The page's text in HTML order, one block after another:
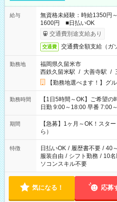
給与
無資格未経験：時給1350円
1600円 ■日払いOK
交通費別途支給あり
交通費 交通費全額支給（ガ
勤務地
福岡県久留米市
西鉄久留米駅 / 大善寺駅 /
【勤務地選べます！】グ
勤務時間
【1日5時間～OK】ご希望の時間
日勤 9:00～18:00 早番 7:00
短 10:00～15:00 上記はあくまで一例です。 「夕方までには帰
宅しておきたい」 「朝はゆ
時間を有効に使いたい」 な
ね。
期間
【急募】1ヶ月～OK！スタ
ら）
特徴 日払いOK / 履歴書不要 / 40
服装自由 / シフト勤務 / 10
ソコンスキル不要
気になる！ 応募